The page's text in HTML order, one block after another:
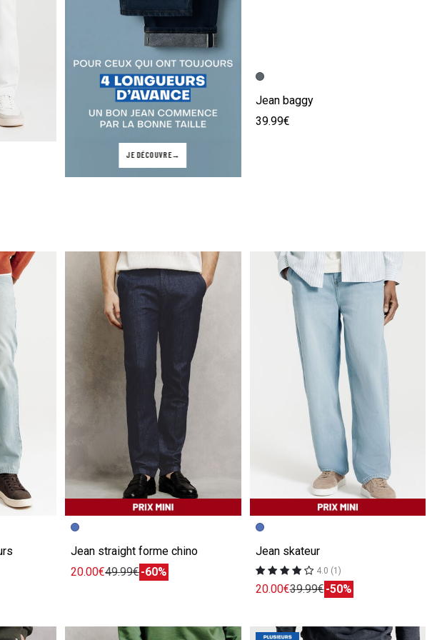
JE DÉCOUVRE
Image précédente
Image suivante
Jean baggy
39.99€
Image précédente
Image suivante
Jean straight forme chino
20.00€49.99€-60%
Image précédente
Image suivante
Jean skateur
4.0 (1)
20.00€39.99€-50%